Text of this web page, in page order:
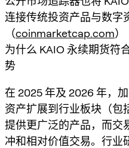
连接传统投资产品与数字
（coinmarketcap.com）
为什么 KAIO 永续期货符
势
在 2025 年及 2026 年，
资产扩展到行业板块（包
提供更广泛的产品，而交
冲和相对价值交易。行业